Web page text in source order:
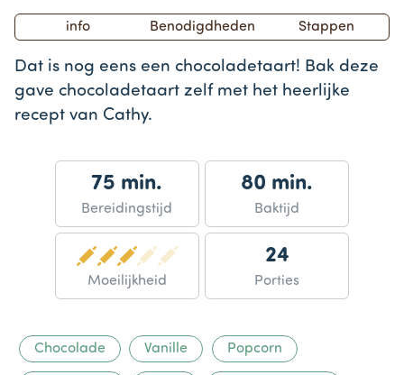
info Benodigdheden Stappen
Dat is nog eens een chocoladetaart! Bak deze
gave chocoladetaart zelf met het heerlijke
recept van Cathy.
75 min.
Bereidingstijd
80 min.
Baktijd
Moeilijkheid
24
Porties
Chocolade Vanille Popcorn